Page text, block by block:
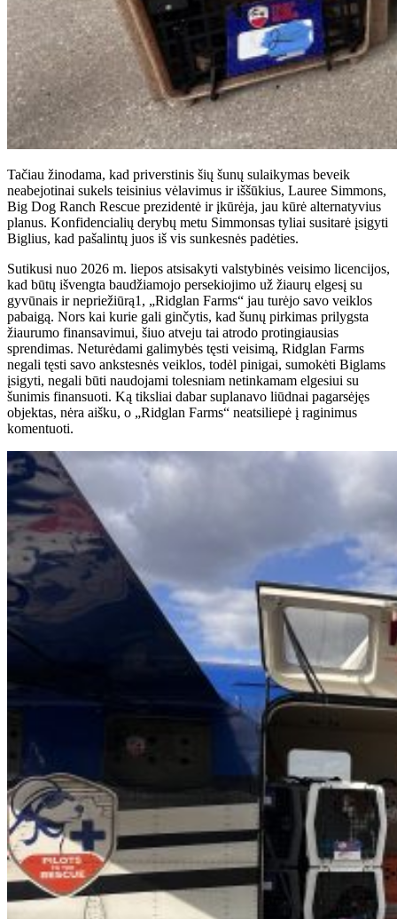
Tačiau žinodama, kad priverstinis šių šunų sulaikymas beveik
neabejotinai sukels teisinius vėlavimus ir iššūkius, Lauree Simmons,
Big Dog Ranch Rescue prezidentė ir įkūrėja, jau kūrė alternatyvius
planus. Konfidencialių derybų metu Simmonsas tyliai susitarė įsigyti
Biglius, kad pašalintų juos iš vis sunkesnės padėties.
Sutikusi nuo 2026 m. liepos atsisakyti valstybinės veisimo licencijos,
kad būtų išvengta baudžiamojo persekiojimo už žiaurų elgesį su
gyvūnais ir nepriežiūrą1, „Ridglan Farms“ jau turėjo savo veiklos
pabaigą. Nors kai kurie gali ginčytis, kad šunų pirkimas prilygsta
žiaurumo finansavimui, šiuo atveju tai atrodo protingiausias
sprendimas. Neturėdami galimybės tęsti veisimą, Ridglan Farms
negali tęsti savo ankstesnės veiklos, todėl pinigai, sumokėti Biglams
įsigyti, negali būti naudojami tolesniam netinkamam elgesiui su
šunimis finansuoti. Ką tiksliai dabar suplanavo liūdnai pagarsėjęs
objektas, nėra aišku, o „Ridglan Farms“ neatsiliepė į raginimus
komentuoti.